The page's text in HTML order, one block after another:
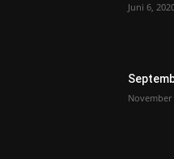
Juni 6,
November